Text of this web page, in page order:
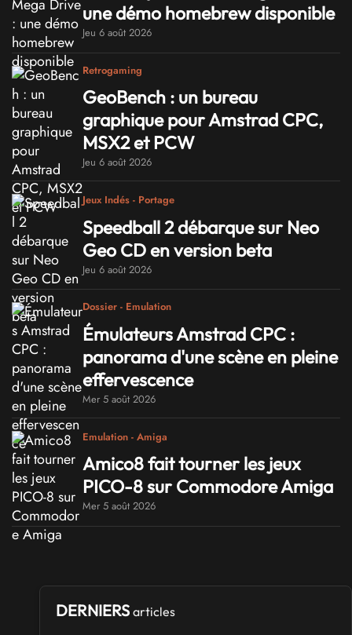
une démo homebrew disponible
Jeu 6 août 2026
Retrogaming
GeoBench : un bureau
graphique pour Amstrad CPC,
MSX2 et PCW
Jeu 6 août 2026
Jeux Indés - Portage
Speedball 2 débarque sur Neo
Geo CD en version beta
Jeu 6 août 2026
Dossier - Emulation
Émulateurs Amstrad CPC :
panorama d'une scène en pleine
effervescence
Mer 5 août 2026
Emulation - Amiga
Amico8 fait tourner les jeux
PICO-8 sur Commodore Amiga
Mer 5 août 2026
DERNIERS articles